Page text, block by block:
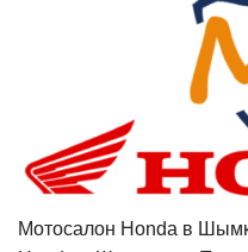
Мотосалон Honda в